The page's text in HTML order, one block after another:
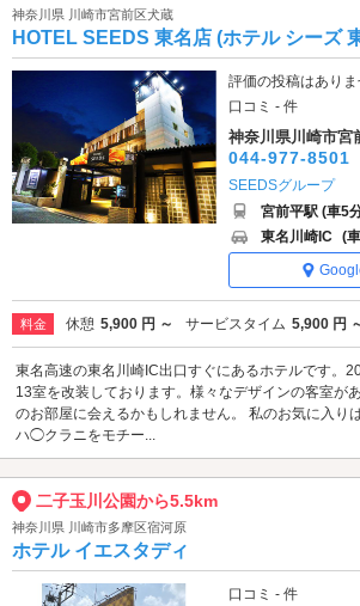
神奈川県 川崎市宮前区犬蔵
HOTEL SEEDS 東名店 (ホテル シーズ
評価の投稿はありま
口コミ - 件
神奈川県川崎市宮
044-977-8501
SEEDSグループ
宮前平駅 (車5
東名川崎IC (
料金 休憩 5,900 円 ～ サービスタイム 5,900 円
東名高速の東名川崎IC出口すぐにあるホテルです。
13室を改装しております。様々なデザインの客室が
のお部屋に会えるかもしれません。 私のお気に入り
ハ◯クラニをモチー...
二子玉川公園から5.5km
神奈川県 川崎市多摩区宿河原
ホテル イエスタディ
口コミ - 件